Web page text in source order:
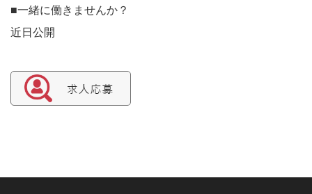
■一緒に働きませんか？
近日公開